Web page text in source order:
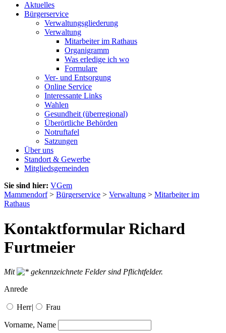
Aktuelles
Bürgerservice
Verwaltungsgliederung
Verwaltung
Mitarbeiter im Rathaus
Organigramm
Was erledige ich wo
Formulare
Ver- und Entsorgung
Online Service
Interessante Links
Wahlen
Gesundheit (überregional)
Überörtliche Behörden
Notruftafel
Satzungen
Über uns
Standort & Gewerbe
Mitgliedsgemeinden
Sie sind hier: VGem
Mammendorf> Bürgerservice > Verwaltung > Mitarbeiter im
Rathaus
Kontaktformular Richard
Furtmeier
Mit
gekennzeichnete Felder sind Pflichtfelder.
Anrede
Herr| Frau
Vorname, Name